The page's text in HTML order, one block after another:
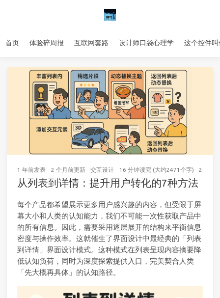
首页 体验碎周报 互联网套路 设计师口袋心理学 这个控件叫
1 年前发表 2 个月前更新 交互设计 16 分钟读完 (大约2471个字) 28
从列表到详情：提升用户转化的7种方法
每个产品都希望展示更多用户感兴趣的内容，但受限于屏
幕大小和人类的认知能力，我们不可能一次性获取产品中
的所有信息。因此，需要采用逐层展开的结构来平衡信息
密度与操作效率。这就催生了界面设计中最经典的「列表
到详情」界面设计模式。这种模式在列表呈现内容摘要降
低认知负荷，同时为深度探索提供入口，完美契合人类
「先大概再具体」的认知路径。